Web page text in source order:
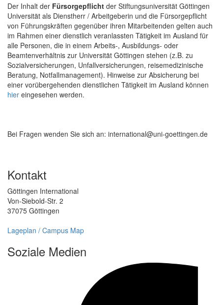
Der Inhalt der Fürsorgepflicht der Stiftungsuniversität Göttingen
Universität als Dienstherr / Arbeitgeberin und die Fürsorgepflicht
von Führungskräften gegenüber ihren Mitarbeitenden gelten auch
im Rahmen einer dienstlich veranlassten Tätigkeit im Ausland für
alle Personen, die in einem Arbeits-, Ausbildungs- oder
Beamtenverhältnis zur Universität Göttingen stehen (z.B. zu
Sozialversicherungen, Unfallversicherungen, reisemedizinische
Beratung, Notfallmanagement). Hinweise zur Absicherung bei
einer vorübergehenden dienstlichen Tätigkeit im Ausland können
hier eingesehen werden.
Bei Fragen wenden Sie sich an: international@uni-goettingen.de
Kontakt
Göttingen International
Von-Siebold-Str. 2
37075 Göttingen
Lageplan / Campus Map
Soziale Medien